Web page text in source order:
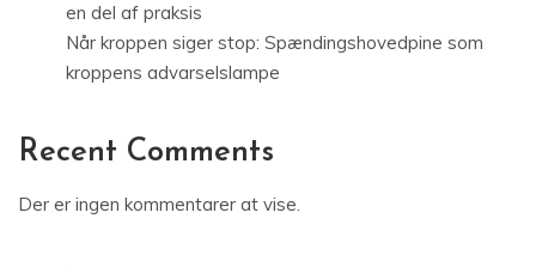
en del af praksis
Når kroppen siger stop: Spændingshovedpine som
kroppens advarselslampe
Recent Comments
Der er ingen kommentarer at vise.